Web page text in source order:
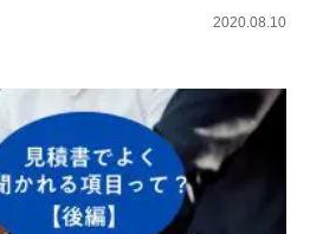
2020.08.10